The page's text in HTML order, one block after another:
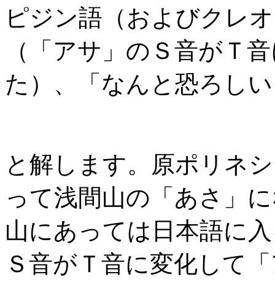
ピジン語（およびクレ
（「アサ」のＳ音がＴ
た）、「なんと恐ろし
と解します。原ポリネ
って浅間山の「あさ」
山にあっては日本語に
Ｓ音がＴ音に変化して